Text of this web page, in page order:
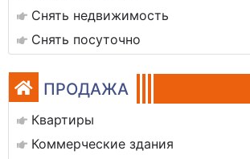
Снять недвижимость
Снять посуточно
ПРОДАЖА
Квартиры
Коммерческие здания